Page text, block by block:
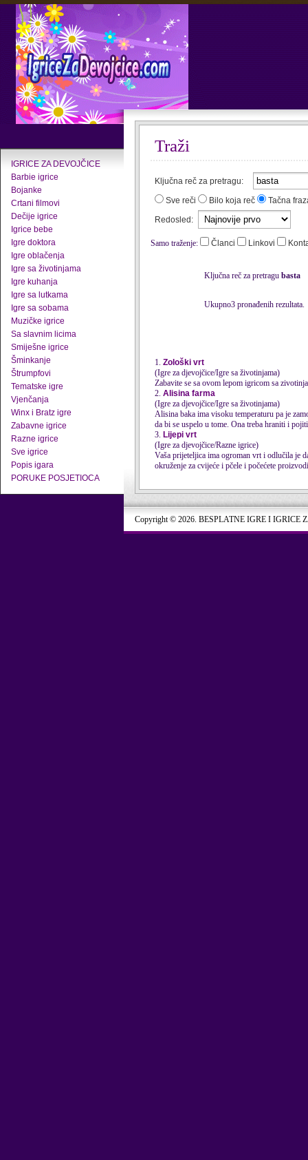
IGRICE ZA DEVOJČICE
Barbie igrice
Bojanke
Crtani filmovi
Dečije igrice
Igrice bebe
Igre doktora
Igre oblačenja
Igre sa životinjama
Igre kuhanja
Igre sa lutkama
Igre sa sobama
Muzičke igrice
Sa slavnim licima
Smiješne igrice
Šminkanje
Štrumpfovi
Tematske igre
Vjenčanja
Winx i Bratz igre
Zabavne igrice
Razne igrice
Sve igrice
Popis igara
PORUKE POSJETIOCA
Traži
Ključna reč za pretragu:
Sve reči
Bilo koja reč
Tačna
Redosled:
Samo traženje: Članci Linkovi
Ključna reč za pretragu basta
Ukupno3 pronađenih rezultata.
1. Zološki vrt
(Igre za djevojčice/Igre sa životinjama)
Zabavite se sa ovom lepom igricom sa
2. Alisina farma
(Igre za djevojčice/Igre sa životinjama)
Alisina baka ima visoku temperaturu pa je
da bi se uspelo u tome. Ona treba hraniti i
3. Lijepi vrt
(Igre za djevojčice/Razne igrice)
Vaša prijeteljica ima ogroman vrt i odlučila je
okruženje za cvijeće i pčele i počećete
Copyright © 2026. BESPLATNE IGRE I IGRICE